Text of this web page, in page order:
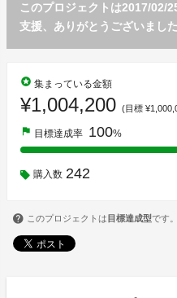
このプロジェクトは2017/02/
支援、ありがとうございました
stars 集まっている金額
¥1,004,200 (目標
flag 目標達成率 100%
購入数 242
このプロジェクトは 目標達成型です。